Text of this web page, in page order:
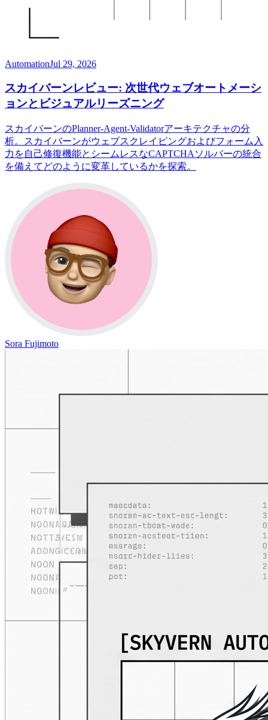
AutomationJul 29, 2026
スカイバーンレビュー: 次世代ウェブオートメーシ
ョンとビジュアルリーズニング
スカイバーンのPlanner-Agent-Validatorアーキテクチャの分
析。スカイバーンがウェブスクレイピングおよびフォーム入
力を自己修復機能とシームレスなCAPTCHAソルバーの統合
を備えてどのように変革しているかを探索。
Sora Fujimoto